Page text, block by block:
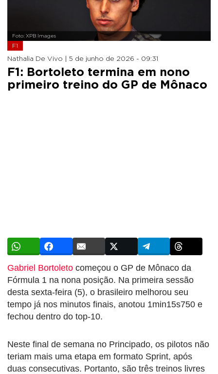
Foto: XPB Images
F1
Nathalia De Vivo | 5 de junho de 2026 - 09:31
F1: Bortoleto termina em nono
primeiro treino do GP de Mônaco
Gabriel Bortoleto começou o GP de Mônaco da
Fórmula 1 na nona posição. Na primeira sessão
desta sexta-feira (5), o brasileiro melhorou seu
tempo já nos minutos finais, anotou 1min15s750 e
fechou dentro do top-10.
Neste final de semana no Principado, os pilotos não
teriam mais uma etapa em formato Sprint, após
duas consecutivas. Portanto, são três treinos livres